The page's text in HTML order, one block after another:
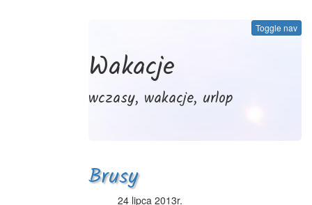
Toggle nav
Wakacje
wczasy, wakacje, urlop
Brusy
24 lipca 2013r.